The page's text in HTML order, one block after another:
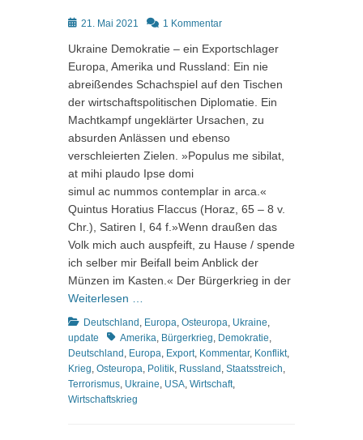
Posted21. Mai 2021 1 Kommentar
Ukraine Demokratie – ein Exportschlager
Europa, Amerika und Russland: Ein nie
abreißendes Schachspiel auf den Tischen
der wirtschaftspolitischen Diplomatie. Ein
Machtkampf ungeklärter Ursachen, zu
absurden Anlässen und ebenso
verschleierten Zielen. »Populus me sibilat,
at mihi plaudo Ipse domi
simul ac nummos contemplar in arca.«
Quintus Horatius Flaccus (Horaz, 65 – 8 v.
Chr.), Satiren I, 64 f.»Wenn draußen das
Volk mich auch auspfeift, zu Hause / spende
ich selber mir Beifall beim Anblick der
Münzen im Kasten.« Der Bürgerkrieg in der
Weiterlesen …
Kategorien
Deutschland, Europa, Osteuropa, Ukraine,
update
Schlagworte
Amerika, Bürgerkrieg, Demokratie,
Deutschland, Europa, Export, Kommentar, Konflikt,
Krieg, Osteuropa, Politik, Russland, Staatsstreich,
Terrorismus, Ukraine, USA, Wirtschaft,
Wirtschaftskrieg